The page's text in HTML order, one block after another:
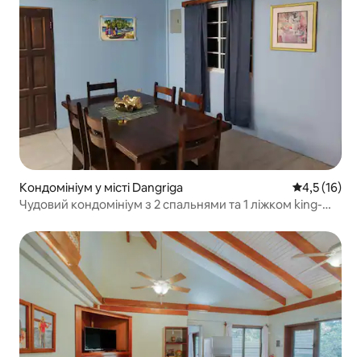
Кондомініум у місті Dangriga Середня
4,5 (16)
Чудовий кондомініум з 2 спальнями та 1 ліжком king-